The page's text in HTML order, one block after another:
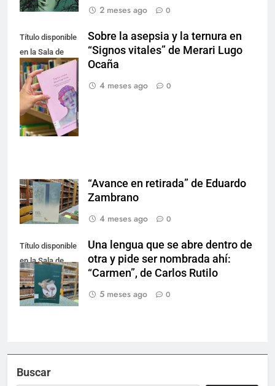
2 meses ago
0
Título disponible
en la Sala de
Literatura.
Créditos de la
fotografía:
Nancy Lucio.
Sobre la asepsia y la ternura en
“Signos vitales” de Merari Lugo
Ocaña
4 meses ago
0
“Avance en retirada” de Eduardo
Zambrano
4 meses ago
0
Título disponible
en la Sala de
Literatura.
Una lengua que se abre dentro de
otra y pide ser nombrada ahí:
“Carmen”, de Carlos Rutilo
5 meses ago
0
Buscar